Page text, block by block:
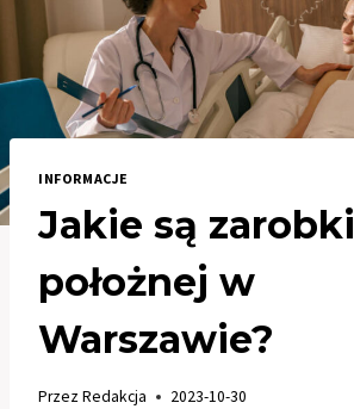
INFORMACJE
Jakie są zarobki
położnej w
Warszawie?
PrzezRedakcja 2023-10-30